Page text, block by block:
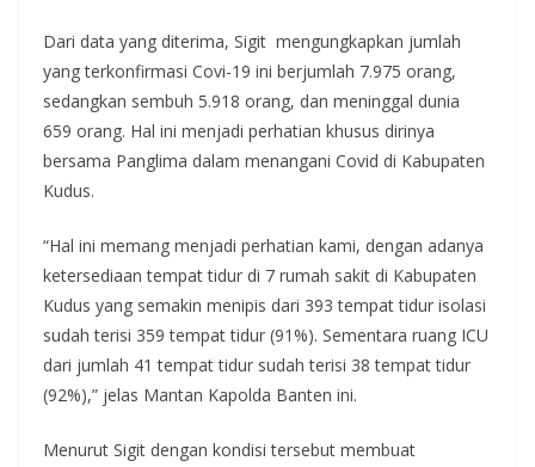
Dari data yang diterima, Sigit mengungkapkan jumlah
yang terkonfirmasi Covi-19 ini berjumlah 7.975 orang,
sedangkan sembuh 5.918 orang, dan meninggal dunia
659 orang. Hal ini menjadi perhatian khusus dirinya
bersama Panglima dalam menangani Covid di Kabupaten
Kudus.
“Hal ini memang menjadi perhatian kami, dengan adanya
ketersediaan tempat tidur di 7 rumah sakit di Kabupaten
Kudus yang semakin menipis dari 393 tempat tidur isolasi
sudah terisi 359 tempat tidur (91%). Sementara ruang ICU
dari jumlah 41 tempat tidur sudah terisi 38 tempat tidur
(92%),” jelas Mantan Kapolda Banten ini.
Menurut Sigit dengan kondisi tersebut membuat